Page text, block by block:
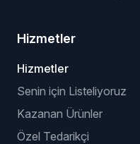
Hizmetler
Hizmetler
Senin için Listeliyoruz
Kazanan Ürünler
Özel Tedarikçi